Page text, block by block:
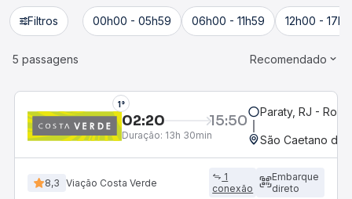
Filtros 00h00 - 05h59 06h00 - 11h59 12h00 -
5 passagens Recomendado
1°
02:20 15:50
Duração: 13h 30min
Paraty, RJ -
São Caetano do
8,3 Viação Costa Verde
1
conexão
Embarque
direto